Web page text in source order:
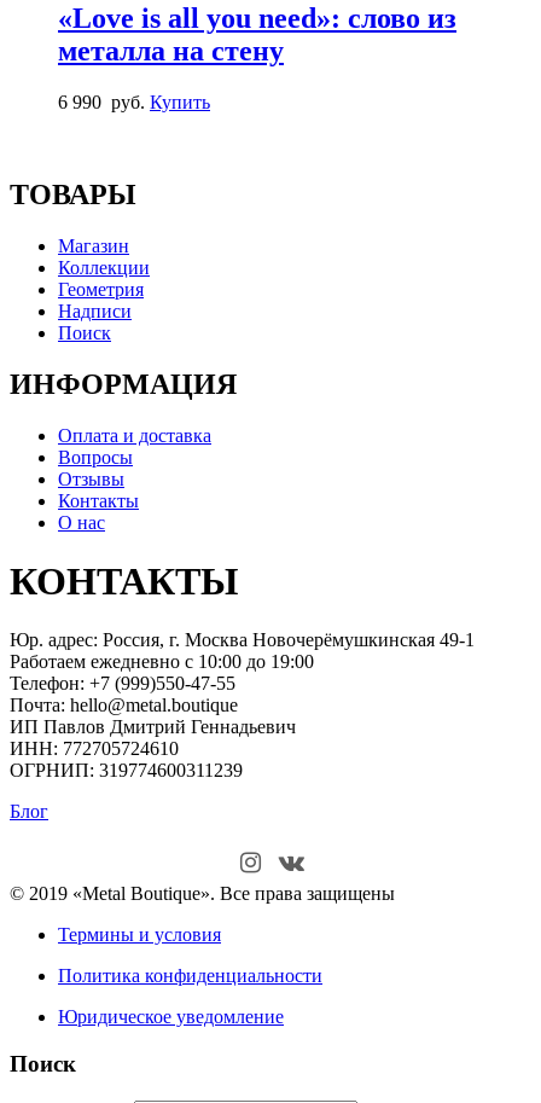
«Love is all you need»: слово из
металла на стену
6 990 руб. Купить
ТОВАРЫ
Магазин
Коллекции
Геометрия
Надписи
Поиск
ИНФОРМАЦИЯ
Оплата и доставка
Вопросы
Отзывы
Контакты
О нас
КОНТАКТЫ
Юр. адрес: Россия, г. Москва Новочерёмушкинская 49-1
Работаем ежедневно с 10:00 до 19:00
Телефон: +7 (999)550-47-55
Почта: hello@metal.boutique
ИП Павлов Дмитрий Геннадьевич
ИНН: 772705724610
ОГРНИП: 319774600311239
Блог
© 2019 «Metal Boutique». Все права защищены
Термины и условия
Политика конфиденциальности
Юридическое уведомление
Поиск